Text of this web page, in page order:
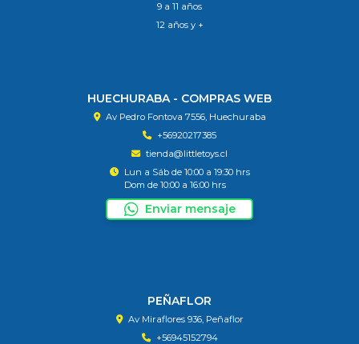
9 a 11 años
12 años y +
HUECHURABA - COMPRAS WEB
Av Pedro Fontova 7556, Huechuraba
+56920217385
tienda@littletoys.cl
Lun a Sáb de 10:00 a 19:30 hrs
Dom de 10:00 a 16:00 hrs
Enviar mensaje
PEÑAFLOR
Av Miraflores 936, Peñaflor
+56945152794